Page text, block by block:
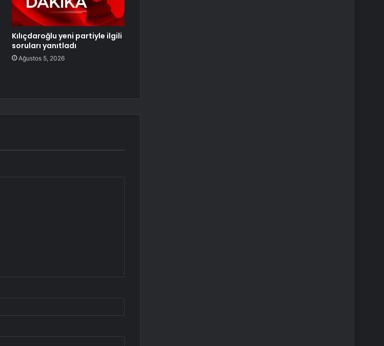
Kılıçdaroğlu yeni partiyle ilgili
soruları yanıtladı
Ağustos 5, 2026